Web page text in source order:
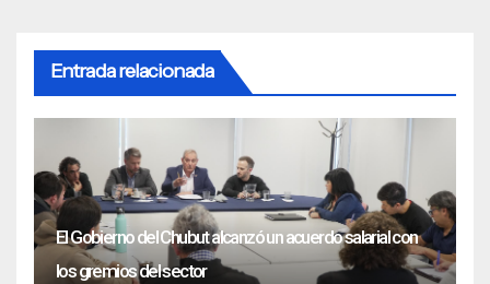
Entrada relacionada
El Gobierno del Chubut alcanzó un acuerdo salarial con
los gremios del sector